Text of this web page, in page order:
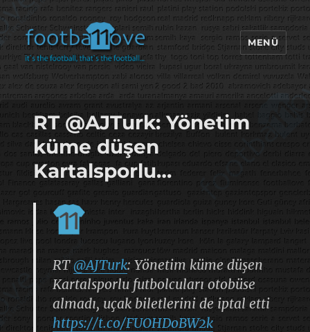
footbaLLove
MENÜ
RT @AJTurk: Yönetim
küme düşen
Kartalsporlu…
RT@AJTurk: Yönetim küme düşen
Kartalsporlu futbolcuları otobüse
almadı, uçak biletlerini de iptal etti
https://t.co/FUOHDoBW2k